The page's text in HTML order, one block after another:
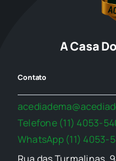
A Casa
Contato
Telefone (11) 4053-
WhatsApp (11) 4053-